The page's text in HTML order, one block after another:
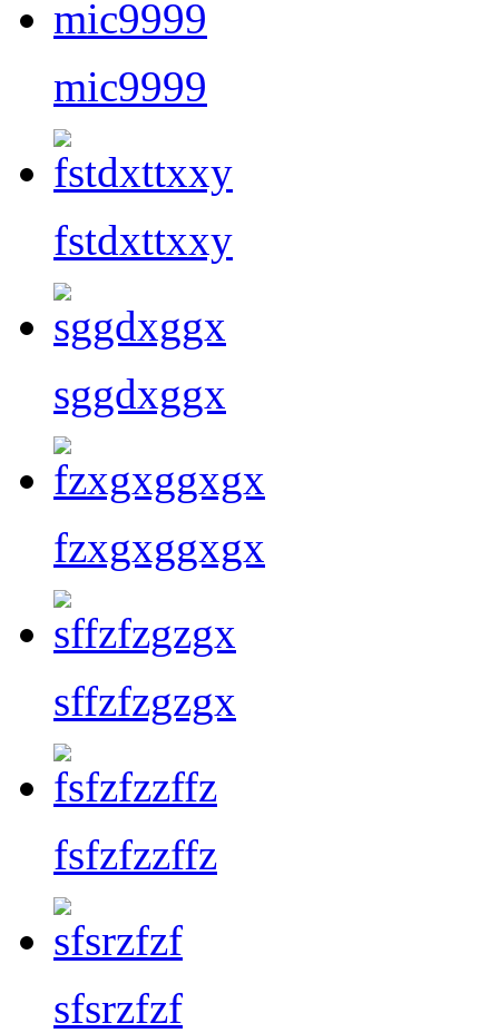
mic9999
fstdxttxxy
sggdxggx
fzxgxggxgx
sffzfzgzgx
fsfzfzzffz
sfsrzfzf